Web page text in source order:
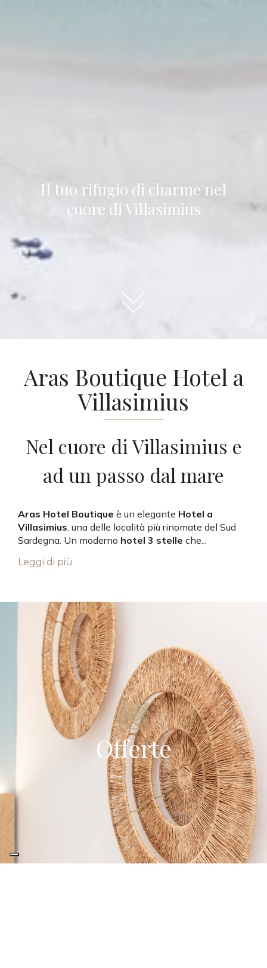
Il tuo rifugio di charme nel
cuore di Villasimius
Aras Boutique Hotel a
Villasimius
Nel cuore di Villasimius e
ad un passo dal mare
Aras Hotel Boutique è un elegante Hotel a
Villasimius , una delle località più rinomate del Sud
Sardegna. Un moderno hotel 3 stelle che
Leggi di più
Offerte
TOP